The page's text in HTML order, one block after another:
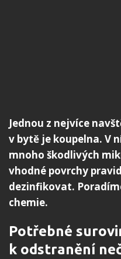
Jednou z nejvíce
v bytě je koupelna. V
mnoho škodlivých
vhodné povrchy
dezinfikovat.
chemie.
Potřebné
k odstranění